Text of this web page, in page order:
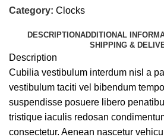
Category: Clocks
DESCRIPTIONADDITIONAL
SHIPPING &
Description
Cubilia vestibulum interdum nisl a
vestibulum taciti vel bibendum
suspendisse posuere libero
tristique iaculis redosan
consectetur. Aenean nascetur